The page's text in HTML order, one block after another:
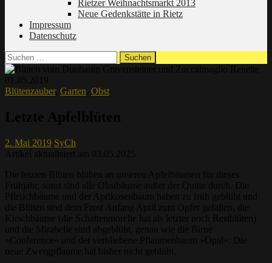
Rietzer Weihnachtsmarkt 2013
Neue Gedenkstätte in Rietz
Impressum
Datenschutz
Suchen
nach:
Blütenzauber, Garten Obst
2. Mai 2019 SyCh